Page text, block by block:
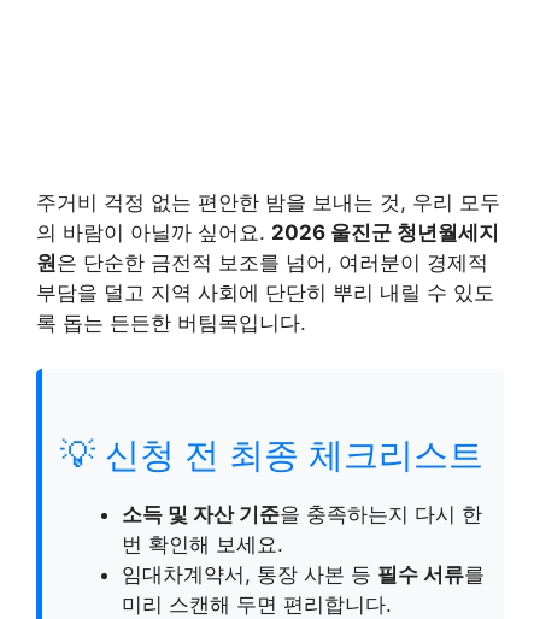
주거비 걱정 없는 편안한 밤을 보내는 것, 우리 모두
의 바람이 아닐까 싶어요. 2026 울진군 청년월세지
원은 단순한 금전적 보조를 넘어, 여러분이 경제적
부담을 덜고 지역 사회에 단단히 뿌리 내릴 수 있도
록 돕는 든든한 버팀목입니다.
💡 신청 전 최종 체크리스트
소득 및 자산 기준을 충족하는지 다시 한
번 확인해 보세요.
임대차계약서, 통장 사본 등 필수 서류를
미리 스캔해 두면 편리합니다.